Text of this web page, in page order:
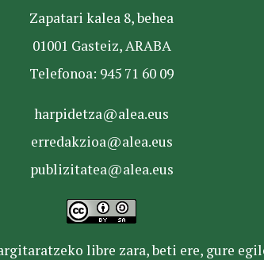
Zapatari kalea 8, behea
01001 Gasteiz, ARABA
Telefonoa: 945 71 60 09
harpidetza@alea.eus
erredakzioa@alea.eus
publizitatea@alea.eus
libre zara, beti ere, gure